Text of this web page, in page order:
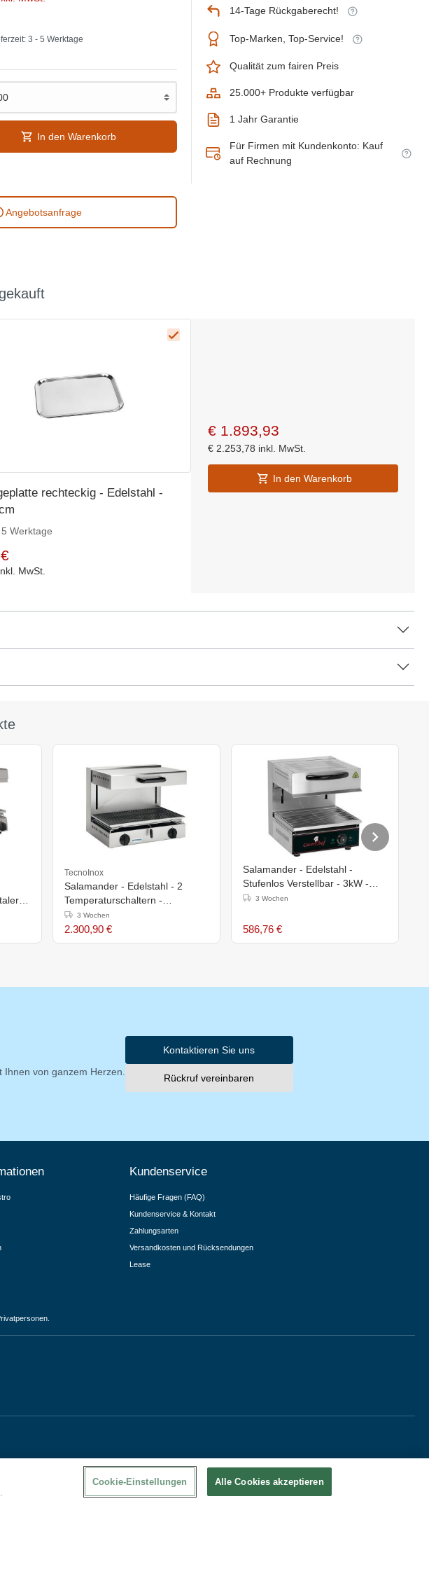
3 - 5 Werktage
In den Warenkorb
Angebotsanfrage
14-Tage Rückgaberecht!
Top-Marken, Top-Service!
Qualität zum fairen Preis
25.000+ Produkte verfügbar
1 Jahr Garantie
Für Firmen mit Kundenkonto: Kauf
auf Rechnung
rechteckig - Edelstahl -
Werktage
MwSt.
€ 1.893,93
€ 2.253,78 inkl. MwSt.
In den Warenkorb
TecnoInox
Salamander - Edelstahl - 2
Temperaturschaltern -
50(h)x45x60cm
3 Wochen
2.300,90 €
Salamander - Edelstahl -
Stufenlos Verstellbar - 3kW -
53(h)x51,2x49cm
3 Wochen
586,76 €
von ganzem Herzen.
Kontaktieren Sie uns
Rückruf vereinbaren
Kundenservice
Häufige Fragen (FAQ)
Kundenservice & Kontakt
Zahlungsarten
Versandkosten und Rücksendungen
Lease
Cookie-Einstellungen Alle Cookies akzeptieren